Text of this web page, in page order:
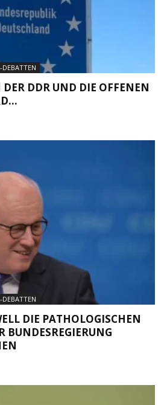
DEBATTEN
DDR UND DIE OFFENEN
DEBATTEN
DIE PATHOLOGISCHEN
BUNDESREGIERUNG